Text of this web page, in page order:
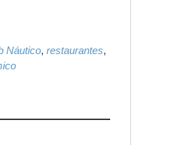
Náutico, restaurantes,